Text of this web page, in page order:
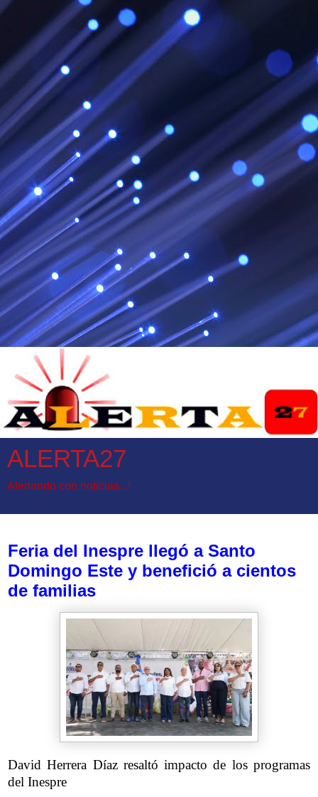
ALERTA27
Alertando con noticias...!
Feria del Inespre llegó a Santo
Domingo Este y benefició a cientos
de familias
David Herrera Díaz resaltó impacto de los programas
del Inespre